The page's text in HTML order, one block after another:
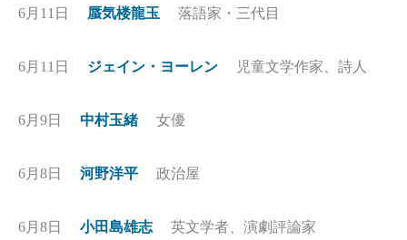
6月11日 蜃気楼龍玉 落語家・三代目
6月11日 ジェイン・ヨーレン 児童文学作家、詩人
6月9日 中村玉緒 女優
6月8日 河野洋平 政治屋
6月8日 小田島雄志 英文学者、演劇評論家